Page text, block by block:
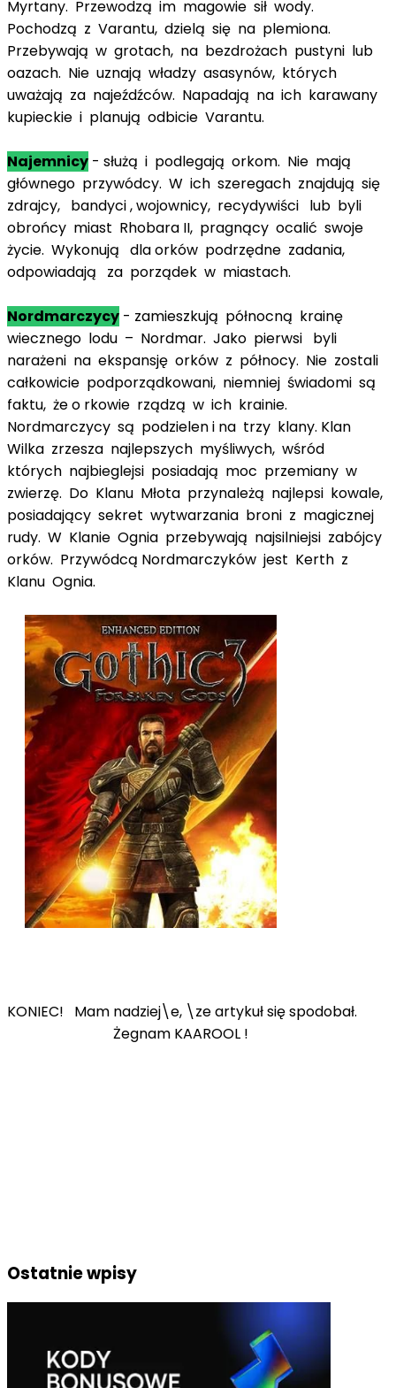
Myrtany. Przewodzą im magowie sił wody.
Pochodzą z Varantu, dzielą się na plemiona.
Przebywają w grotach, na bezdrożach pustyni lub
oazach. Nie uznają władzy asasynów, których
uważają za najeźdźców. Napadają na ich karawany
kupieckie i planują odbicie Varantu.
Najemnicy - służą i podlegają orkom. Nie mają
głównego przywódcy. W ich szeregach znajdują się
zdrajcy, bandyci , wojownicy, recydywiści lub byli
obrońcy miast Rhobara II, pragnący ocalić swoje
życie. Wykonują dla orków podrzędne zadania,
odpowiadają za porządek w miastach.
Nordmarczycy - zamieszkują północną krainę
wiecznego lodu – Nordmar. Jako pierwsi byli
narażeni na ekspansję orków z północy. Nie zostali
całkowicie podporządkowani, niemniej świadomi są
faktu, że o rkowie rządzą w ich krainie.
Nordmarczycy są podzielen i na trzy klany. Klan
Wilka zrzesza najlepszych myśliwych, wśród
których najbieglejsi posiadają moc przemiany w
zwierzę. Do Klanu Młota przynależą najlepsi kowale,
posiadający sekret wytwarzania broni z magicznej
rudy. W Klanie Ognia przebywają najsilniejsi zabójcy
orków. Przywódcą Nordmarczyków jest Kerth z
Klanu Ognia.
KONIEC! Mam nadziej\e, \ze artykuł się spodobał.
Żegnam KAAROOL !
Ostatnie wpisy